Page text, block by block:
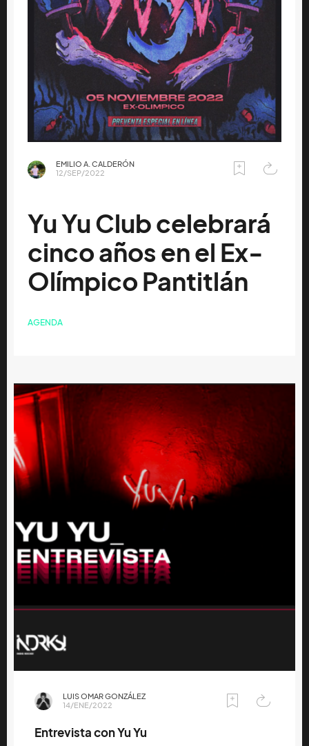
EMILIO A. CALDERÓN
12/SEP/2022
Yu Yu Club celebrará
cinco años en el Ex-
Olímpico Pantitlán
AGENDA
LUIS OMAR GONZÁLEZ
14/ENE/2022
Entrevista con Yu Yu